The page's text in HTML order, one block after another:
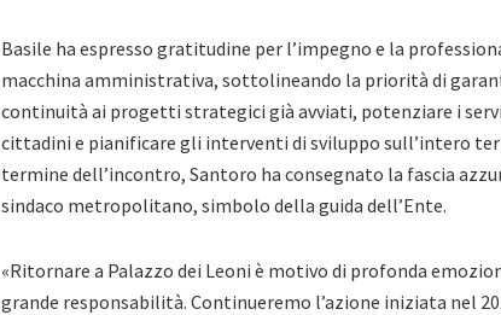
Basile ha espresso gratitudine per l’impegno e la
macchina amministrativa, sottolineando la priorità di
continuità ai progetti strategici già avviati, potenziare i
cittadini e pianificare gli interventi di sviluppo sull’intero
termine dell’incontro, Santoro ha consegnato la fascia
sindaco metropolitano, simbolo della guida dell’Ente.
«Ritornare a Palazzo dei Leoni è motivo di profonda
grande responsabilità. Continueremo l’azione iniziata nel